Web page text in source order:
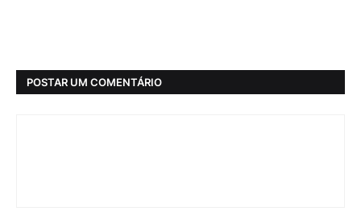
POSTAR UM COMENTÁRIO